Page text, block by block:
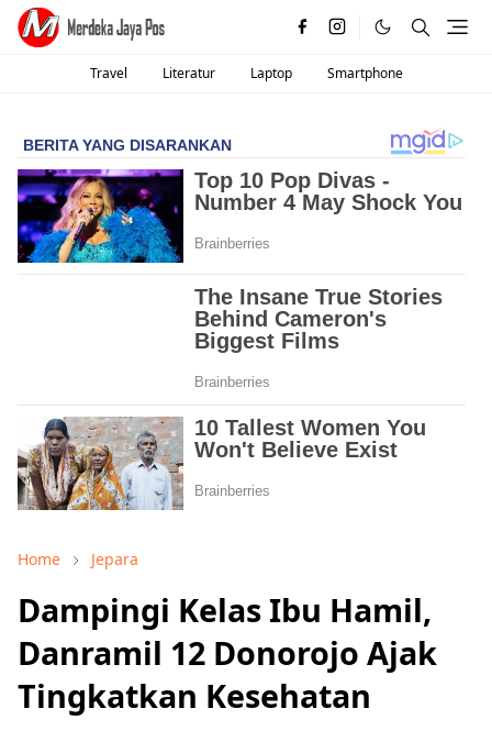
Travel Literatur Laptop Smartphone
Home Jepara
Dampingi Kelas Ibu Hamil,
Danramil 12 Donorojo Ajak
Tingkatkan Kesehatan